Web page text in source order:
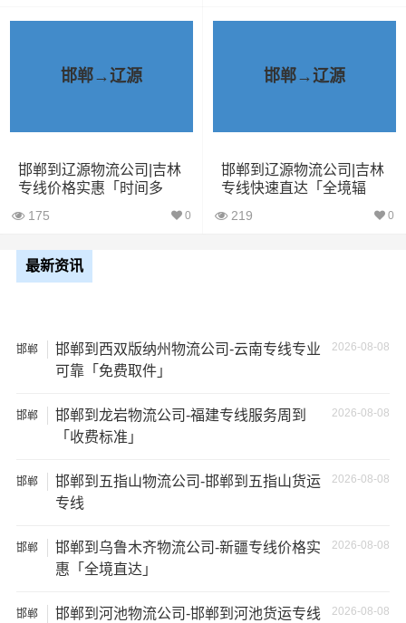
2、运输时间延迟：不靠谱的物流公司可能会在运输过程中
务，例如不及时回复客户咨询、不提供准确的物流信息
等；
如不遵守运输规定、不保障货物安全等；
失。
邯郸→辽源
邯郸到辽源物流公司|吉林
专线价格实惠「时间多
175 0
邯郸→辽源
邯郸到辽源物流公司|吉林
专线快速直达「全境辐
219 0
最新资讯
邯郸 2026-08-08
邯郸到西双版纳州物流公司-云南专线专业
可靠「免费取件」
邯郸 2026-08-08
邯郸到龙岩物流公司-福建专线服务周到
「收费标准」
邯郸 2026-08-08
邯郸到五指山物流公司-邯郸到五指山货运
专线
邯郸 2026-08-08
邯郸到乌鲁木齐物流公司-新疆专线价格实
惠「全境直达」
邯郸 2026-08-08
邯郸到河池物流公司-邯郸到河池货运专线